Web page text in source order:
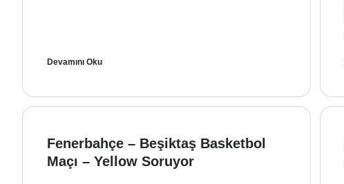
Devamını Oku
Fenerbahçe – Beşiktaş Basketbol
Maçı – Yellow Soruyor